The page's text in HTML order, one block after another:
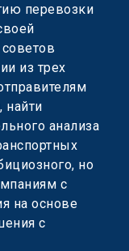
перевозки
из трех
найти
анализа
но
с
на основе
с